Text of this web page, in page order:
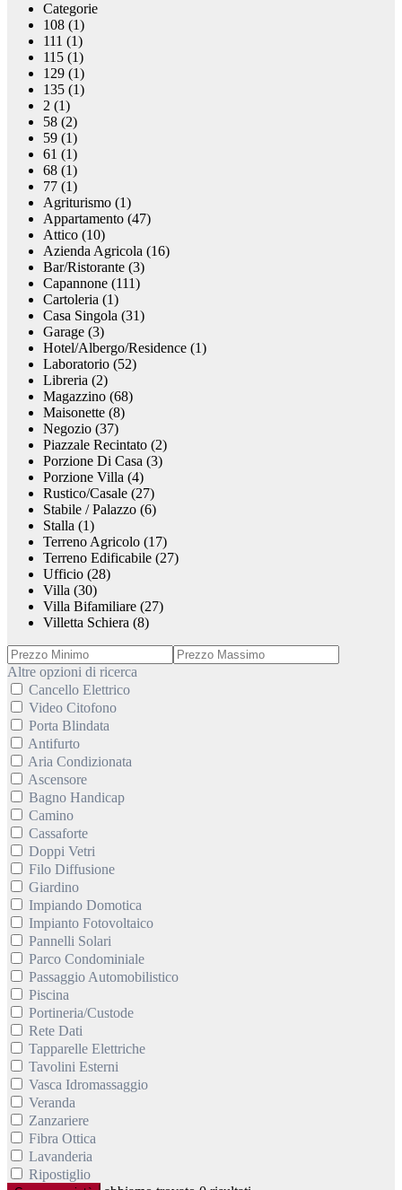
Categorie
108 (1)
111 (1)
115 (1)
129 (1)
135 (1)
2 (1)
58 (2)
59 (1)
61 (1)
68 (1)
77 (1)
Agriturismo (1)
Appartamento (47)
Attico (10)
Azienda Agricola (16)
Bar/Ristorante (3)
Capannone (111)
Cartoleria (1)
Casa Singola (31)
Garage (3)
Hotel/Albergo/Residence (1)
Laboratorio (52)
Libreria (2)
Magazzino (68)
Maisonette (8)
Negozio (37)
Piazzale Recintato (2)
Porzione Di Casa (3)
Porzione Villa (4)
Rustico/Casale (27)
Stabile / Palazzo (6)
Stalla (1)
Terreno Agricolo (17)
Terreno Edificabile (27)
Ufficio (28)
Villa (30)
Villa Bifamiliare (27)
Villetta Schiera (8)
Altre opzioni di ricerca
Cancello Elettrico
Video Citofono
Porta Blindata
Antifurto
Aria Condizionata
Ascensore
Bagno Handicap
Camino
Cassaforte
Doppi Vetri
Filo Diffusione
Giardino
Impiando Domotica
Impianto Fotovoltaico
Pannelli Solari
Parco Condominiale
Passaggio Automobilistico
Piscina
Portineria/Custode
Rete Dati
Tapparelle Elettriche
Tavolini Esterni
Vasca Idromassaggio
Veranda
Zanzariere
Fibra Ottica
Lavanderia
Ripostiglio